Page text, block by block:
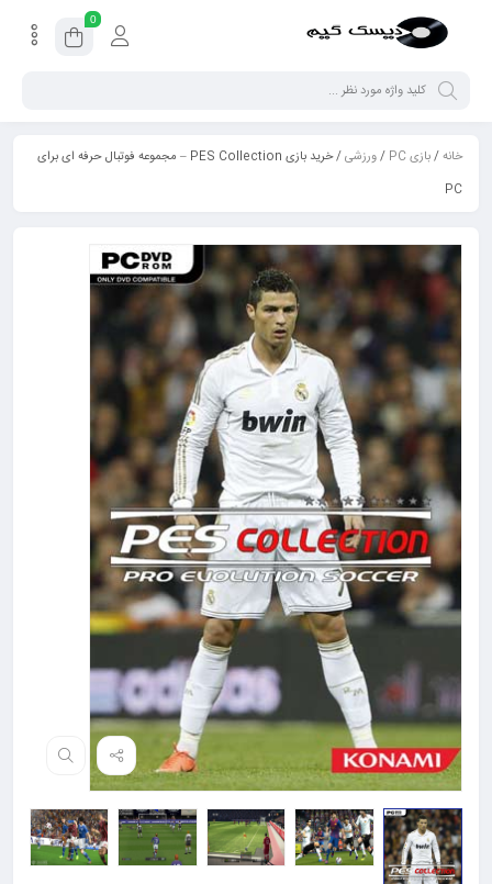
0
خانه/بازی PC /ورزشی
/ خرید بازی PES Collection – مجموعه فوتبال حرفه ای برای
PC